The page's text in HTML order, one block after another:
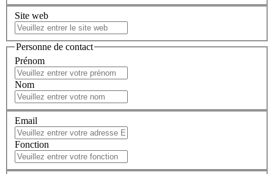
Site web
Personne de contact
Prénom
Nom
Email
Fonction